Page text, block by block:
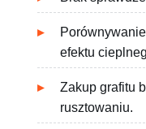
efektu
Zakup grafitu
rusztowaniu.